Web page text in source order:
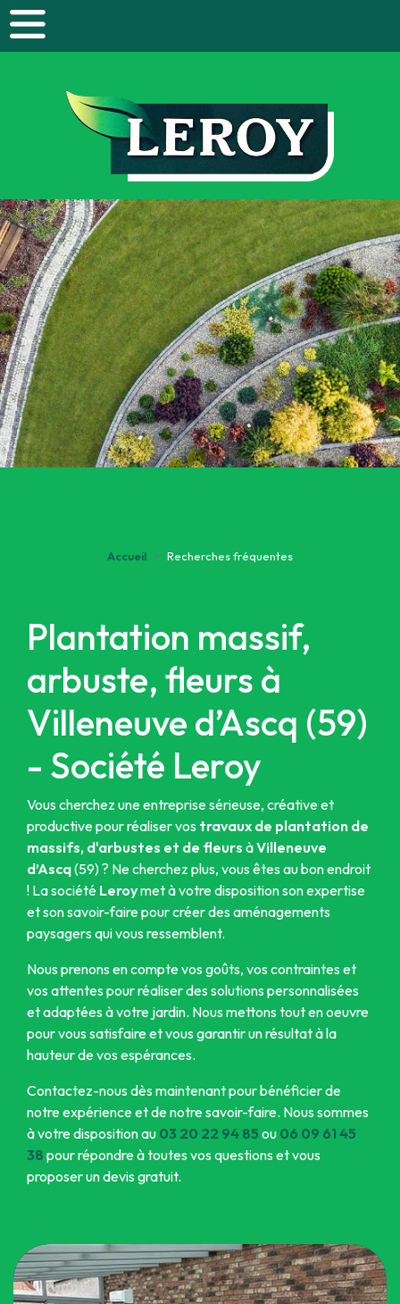
Panneau de gestion des cookies
Accueil Recherches fréquentes
Plantation massif,
arbuste, fleurs à
Villeneuve d’Ascq (59)
- Société Leroy
Vous cherchez une entreprise sérieuse, créative et
productive pour réaliser vos travaux de plantation de
massifs, d'arbustes et de fleurs àVilleneuve
d’Ascq(59) ? Ne cherchez plus, vous êtes au bon endroit
! La société Leroymet à votre disposition son expertise
et son savoir-faire pour créer des aménagements
paysagers qui vous ressemblent.
Nous prenons en compte vos goûts, vos contraintes et
vos attentes pour réaliser des solutions personnalisées
et adaptées à votre jardin. Nous mettons tout en oeuvre
pour vous satisfaire et vous garantir un résultat à la
hauteur de vos espérances.
Contactez-nous dès maintenant pour bénéficier de
notre expérience et de notre savoir-faire. Nous sommes
à votre disposition au 03 20 22 94 85 ou 06 09 61 45
38 pour répondre à toutes vos questions et vous
proposer un devis gratuit.